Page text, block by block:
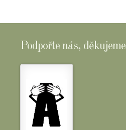
Podpořte nás, děkujeme